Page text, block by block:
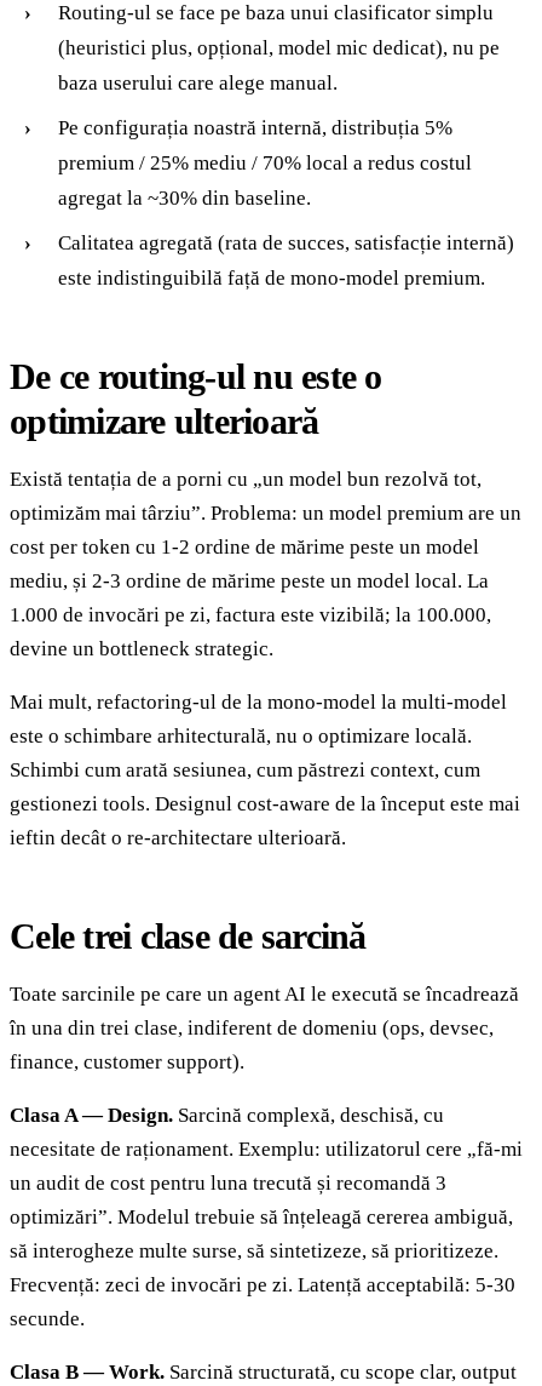
Routing-ul se face pe baza unui clasificator simplu
(heuristici plus, opțional, model mic dedicat), nu pe
baza userului care alege manual.
Pe configurația noastră internă, distribuția 5%
premium / 25% mediu / 70% local a redus costul
agregat la ~30% din baseline.
Calitatea agregată (rata de succes, satisfacție internă)
este indistinguibilă față de mono-model premium.
De ce routing-ul nu este o
optimizare ulterioară
Există tentația de a porni cu „un model bun rezolvă tot,
optimizăm mai târziu”. Problema: un model premium are un
cost per token cu 1-2 ordine de mărime peste un model
mediu, și 2-3 ordine de mărime peste un model local. La
1.000 de invocări pe zi, factura este vizibilă; la 100.000,
devine un bottleneck strategic.
Mai mult, refactoring-ul de la mono-model la multi-model
este o schimbare arhitecturală, nu o optimizare locală.
Schimbi cum arată sesiunea, cum păstrezi context, cum
gestionezi tools. Designul cost-aware de la început este mai
ieftin decât o re-architectare ulterioară.
Cele trei clase de sarcină
Toate sarcinile pe care un agent AI le execută se încadrează
în una din trei clase, indiferent de domeniu (ops, devsec,
finance, customer support).
Clasa A — Design. Sarcină complexă, deschisă, cu
necesitate de raționament. Exemplu: utilizatorul cere „fă-mi
un audit de cost pentru luna trecută și recomandă 3
optimizări”. Modelul trebuie să înțeleagă cererea ambiguă,
să interogheze multe surse, să sintetizeze, să prioritizeze.
Frecvență: zeci de invocări pe zi. Latență acceptabilă: 5-30
secunde.
Clasa B — Work. Sarcină structurată, cu scope clar, output